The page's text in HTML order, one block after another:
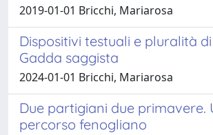
2019-01-01 Bricchi, Mariarosa
Dispositivi testuali e pluralità
Gadda saggista
2024-01-01 Bricchi, Mariarosa
Due partigiani due primavere.
percorso fenogliano